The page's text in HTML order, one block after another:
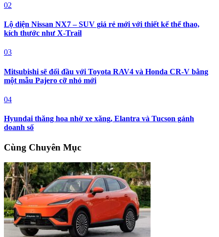
02
Lộ diện Nissan NX7 – SUV giá rẻ mới với thiết kế thể thao,
kích thước như X-Trail
03
Mitsubishi sẽ đối đầu với Toyota RAV4 và Honda CR-V bằng
một mẫu Pajero cỡ nhỏ mới
04
Hyundai thăng hoa nhờ xe xăng, Elantra và Tucson gánh
doanh số
Cùng Chuyên Mục